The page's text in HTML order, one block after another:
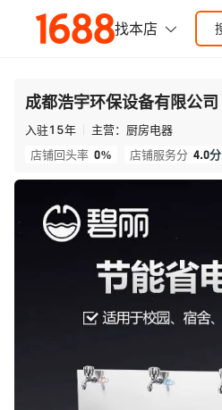
成都浩宇环保设备有限公司
入驻15年 主营： 厨房电器
店铺回头率 0% 店铺服务分 4.0分